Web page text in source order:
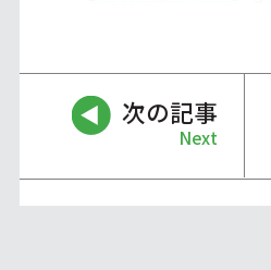
次の記事
Next